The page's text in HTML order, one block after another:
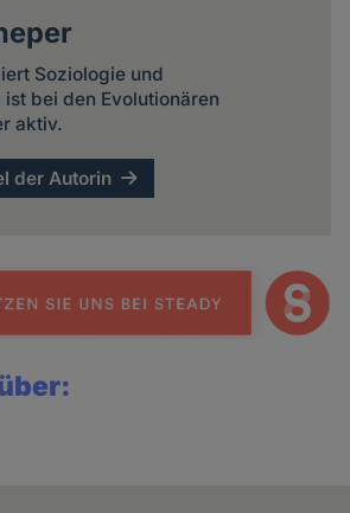
Soziologie und
bei den Evolutionären
aktiv.
der Autorin